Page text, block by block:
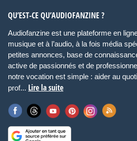
QU’EST-CE QU’AUDIOFANZINE ?
Audiofanzine est une plateforme en
musique et à l’audio, à la fois média
petites annonces, base de
active de passionnés et de
notre vocation est simple : aider au
prof... Lire la suite